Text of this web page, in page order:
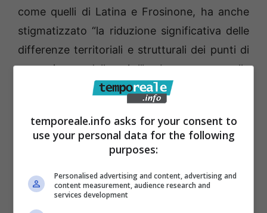
come quelli di Latina e Frosinone, ha anche
stigmatizzato “la riduzione significativa delle
differenze territoriali e strutturali dei punti di
erogazione delle Asl”. Insomma quella
inaugurata dalla Cgil è una vera e propria
mobilitazione nei confronti della quale la
politica di Gaeta e del sud pontino ha deciso
incredibilmente di evitare di sostenere il
dell’Asl Paolo Fusco ha rassicurato il sindacato
come l’Asl di Latina a favore del distretto
temporeale.info asks for your consent to
use your personal data for the following
purposes:
Personalised advertising and content, advertising and
content measurement, audience research and
services development